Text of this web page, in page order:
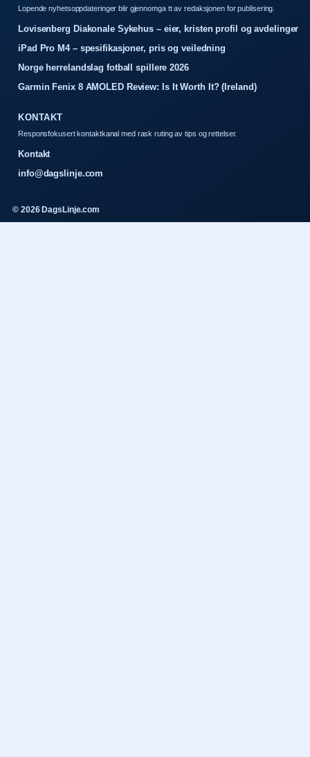
Lopende nyhetsoppdateringer blir gjennomga tt av redaksjonen for publisering.
Lovisenberg Diakonale Sykehus – eier, kristen profil og avdelinger
iPad Pro M4 – spesifikasjoner, pris og veiledning
Norge herrelandslag fotball spillere 2026
Garmin Fenix 8 AMOLED Review: Is It Worth It? (Ireland)
KONTAKT
Responsfokusert kontaktkanal med rask ruting av tips og rettelser.
Kontakt
info@dagslinje.com
© 2026 DagsLinje.com